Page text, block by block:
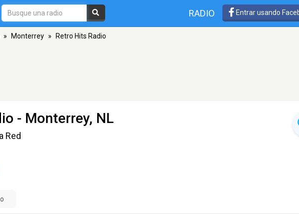
RADIO Entrar usando
» Monterrey » Retro Hits Radio
- Monterrey, NL
Red